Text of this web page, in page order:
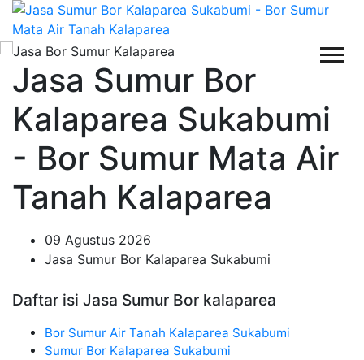
Jasa Sumur Bor
Kalaparea Sukabumi
- Bor Sumur Mata Air
Tanah Kalaparea
09 Agustus 2026
Jasa Sumur Bor Kalaparea Sukabumi
Daftar isi Jasa Sumur Bor kalaparea
Bor Sumur Air Tanah Kalaparea Sukabumi
Sumur Bor Kalaparea Sukabumi